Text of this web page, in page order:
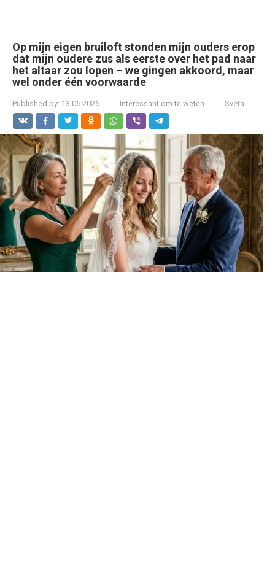
Op mijn eigen bruiloft stonden mijn ouders erop
dat mijn oudere zus als eerste over het pad naar
het altaar zou lopen – we gingen akkoord, maar
wel onder één voorwaarde
Published by: 13.05.2026 Interessant om te weten Sveta